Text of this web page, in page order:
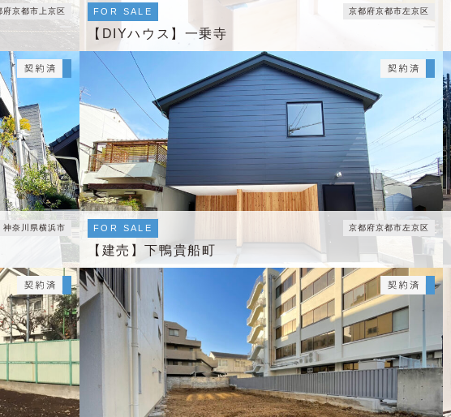
府京都市上京区 FOR SALE
【DIYハウス】一乗寺
京都府京都市左京区
神奈川県横浜市 FOR SALE
【建売】下鴨貴船町
京都府京都市左京区